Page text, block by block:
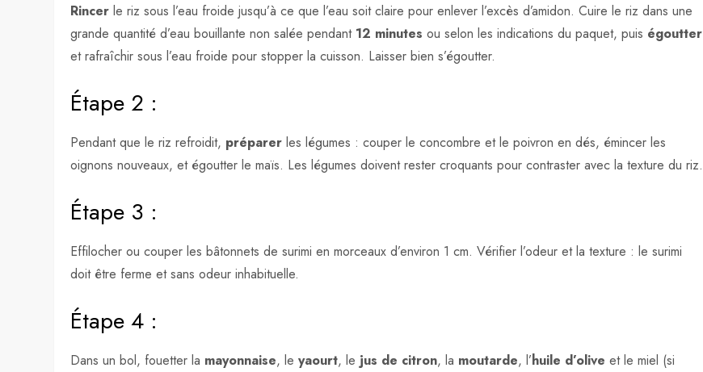
Rincer le riz sous l’eau froide jusqu’à ce que l’eau soit claire pour enlever l’excès d’amidon. Cuire le riz dans une
grande quantité d’eau bouillante non salée pendant 12 minutes ou selon les indications du paquet, puis égoutter
et rafraîchir sous l’eau froide pour stopper la cuisson. Laisser bien s’égoutter.
Étape 2 :
Pendant que le riz refroidit, préparer les légumes : couper le concombre et le poivron en dés, émincer les
oignons nouveaux, et égoutter le maïs. Les légumes doivent rester croquants pour contraster avec la texture du riz.
Étape 3 :
Effilocher ou couper les bâtonnets de surimi en morceaux d’environ 1 cm. Vérifier l’odeur et la texture : le surimi
doit être ferme et sans odeur inhabituelle.
Étape 4 :
Dans un bol, fouetter la mayonnaise, leyaourt, le jus de citron, la moutarde, l’huile d’olive et le miel (si